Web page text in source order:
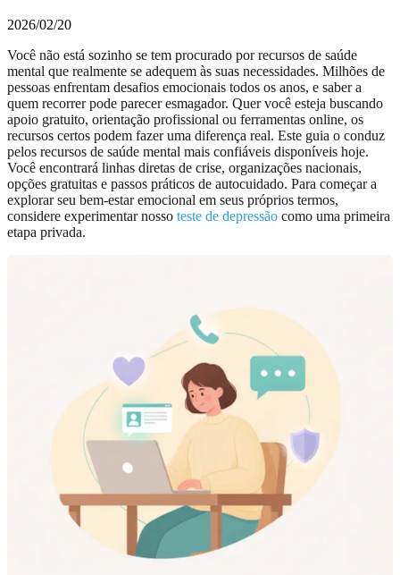
2026/02/20
Você não está sozinho se tem procurado por recursos de saúde
mental que realmente se adequem às suas necessidades. Milhões de
pessoas enfrentam desafios emocionais todos os anos, e saber a
quem recorrer pode parecer esmagador. Quer você esteja buscando
apoio gratuito, orientação profissional ou ferramentas online, os
recursos certos podem fazer uma diferença real. Este guia o conduz
pelos recursos de saúde mental mais confiáveis disponíveis hoje.
Você encontrará linhas diretas de crise, organizações nacionais,
opções gratuitas e passos práticos de autocuidado. Para começar a
explorar seu bem-estar emocional em seus próprios termos,
considere experimentar nosso teste de depressão como uma primeira
etapa privada.